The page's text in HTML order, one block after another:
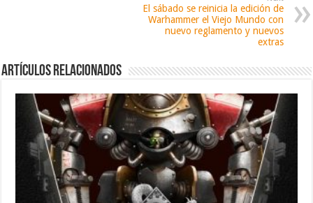
El sábado se reinicia la edición de
Warhammer el Viejo Mundo con
nuevo reglamento y nuevos
extras
Artículos relacionados